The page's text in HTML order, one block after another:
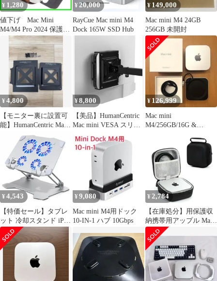
¥ 1,280
値下げ Mac Mini
M4/M4 Pro 2024 保護ケ
ース カバー
¥ 20,000
RayCue Mac mini M4
Dock 165W SSD Hub
¥ 149,000
Mac mini M4 24GB
256GB 未開封
¥4,800
【モニター裏に設置可
能】HumanCentric Mac
mini マウント
¥8,800
【美品】HumanCentric
Mac mini VESA スリー
¥ 126,999
Mac mini
M4/256GB/16G &
¥ 4,543
【特価セール】タブレ
ット 冷却スタンド iPad
冷却ファン アルミ合金
製 mac mini(m4)冷却台
四つファン付き ２つ
USBポート付き 折りた
たみ 低騒音 角度調整
人間工学設計 姿勢改善
¥ 9,080
Mac mini M4用ドック
10-IN-1 ハブ 10Gbps
¥ 2,784
【在庫処分】用保護収
納携帯用アップル Mac
Mac Pro mini mini
M4/M4 M4ケース 2024
Apple (ブラック)
Houdsuemケース